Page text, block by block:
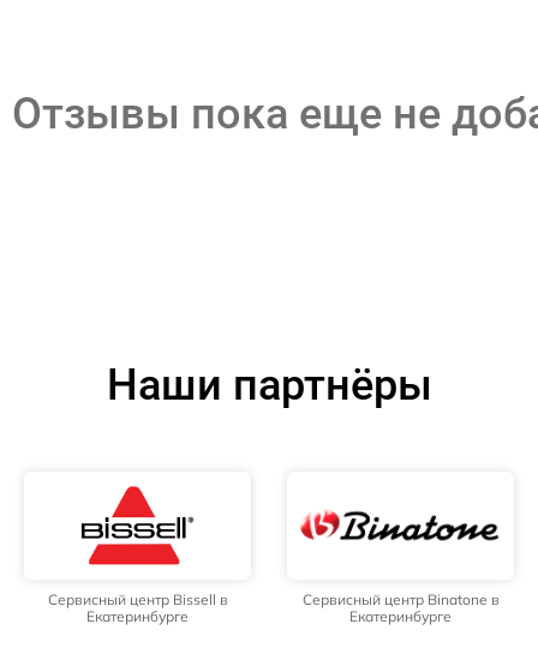
Отзывы пока еще не
Наши партнёры
Сервисный центр Bissell в
Екатеринбурге
Сервисный центр Binatone в
Екатеринбурге